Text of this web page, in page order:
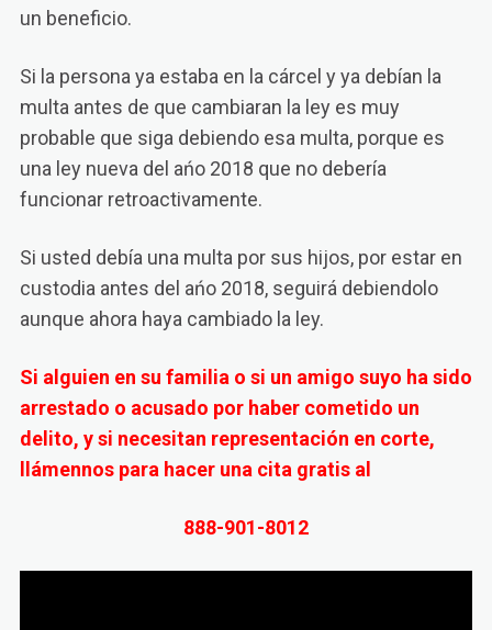
un beneficio.
Si la persona ya estaba en la cárcel y ya debían la
multa antes de que cambiaran la ley es muy
probable que siga debiendo esa multa, porque es
una ley nueva del ańo 2018 que no debería
funcionar retroactivamente.
Si usted debía una multa por sus hijos, por estar en
custodia antes del ańo 2018, seguirá debiendolo
aunque ahora haya cambiado la ley.
Si alguien en su familia o si un amigo suyo ha sido
arrestado o acusado por haber cometido un
delito, y si necesitan representación en corte,
llámennos para hacer una cita gratis al
888-901-8012